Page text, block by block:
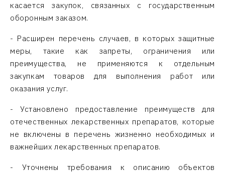
касается закупок, связанных с государственным
оборонным заказом.
- Расширен перечень случаев, в которых защитные
меры, такие как запреты, ограничения или
преимущества, не применяются к отдельным
закупкам товаров для выполнения работ или
оказания услуг.
- Установлено предоставление преимуществ для
отечественных лекарственных препаратов, которые
не включены в перечень жизненно необходимых и
важнейших лекарственных препаратов.
- Уточнены требования к описанию объектов